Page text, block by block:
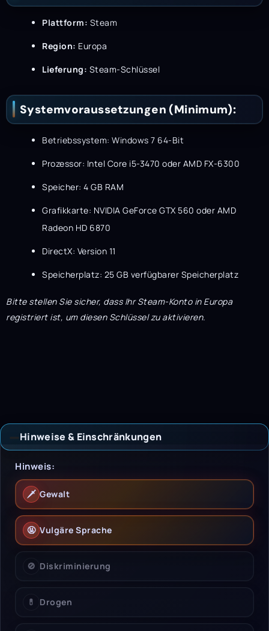
Plattform: Steam
Region: Europa
Lieferung: Steam-Schlüssel
Systemvoraussetzungen (Minimum):
Betriebssystem: Windows 7 64-Bit
Prozessor: Intel Core i5-3470 oder AMD FX-6300
Speicher: 4 GB RAM
Grafikkarte: NVIDIA GeForce GTX 560 oder AMD
Radeon HD 6870
DirectX: Version 11
Speicherplatz: 25 GB verfügbarer Speicherplatz
Bitte stellen Sie sicher, dass Ihr Steam-Konto in Europa
registriert ist, um diesen Schlüssel zu aktivieren.
Hinweise & Einschränkungen
Hinweise &
Hinweis:
🗡️ Gewalt
🤬 Vulgäre Sprache
🚫 Diskriminierung
💊 Drogen